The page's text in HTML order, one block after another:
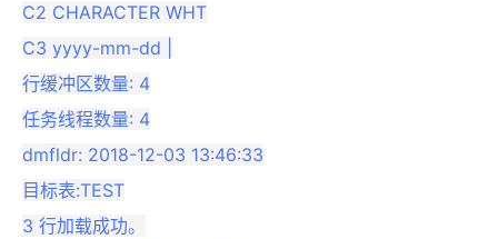
C2 CHARACTER WHT
C3 yyyy-mm-dd |
行缓冲区数量: 4
任务线程数量: 4
dmfldr: 2018-12-03 13:46:33
目标表:TEST
3 行加载成功。